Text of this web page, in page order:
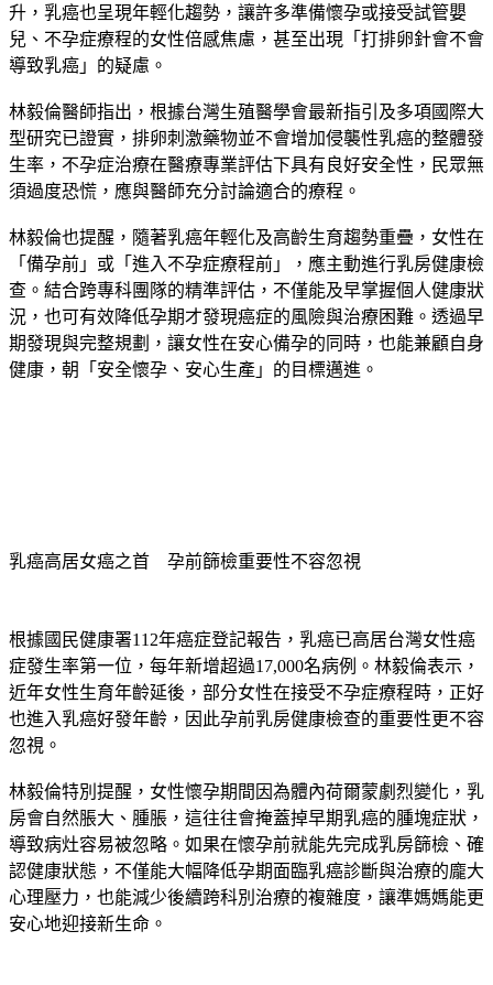
隨著晚婚晚育成為現代社會常態，不僅高齡生育比例持續攀
升，乳癌也呈現年輕化趨勢，讓許多準備懷孕或接受試管嬰
兒、不孕症療程的女性倍感焦慮，甚至出現「打排卵針會不會
林毅倫醫師指出，根據台灣生殖醫學會最新指引及多項國際大
型研究已證實，排卵刺激藥物並不會增加侵襲性乳癌的整體發
生率，不孕症治療在醫療專業評估下具有良好安全性，民眾無
林毅倫也提醒，隨著乳癌年輕化及高齡生育趨勢重疊，女性在
「備孕前」或「進入不孕症療程前」，應主動進行乳房健康檢
查。結合跨專科團隊的精準評估，不僅能及早掌握個人健康狀
況，也可有效降低孕期才發現癌症的風險與治療困難。透過早
期發現與完整規劃，讓女性在安心備孕的同時，也能兼顧自身
根據國民健康署112年癌症登記報告，乳癌已高居台灣女性癌
症發生率第一位，每年新增超過17,000名病例。林毅倫表示，
近年女性生育年齡延後，部分女性在接受不孕症療程時，正好
也進入乳癌好發年齡，因此孕前乳房健康檢查的重要性更不容
林毅倫特別提醒，女性懷孕期間因為體內荷爾蒙劇烈變化，乳
房會自然脹大、腫脹，這往往會掩蓋掉早期乳癌的腫塊症狀，
導致病灶容易被忽略。如果在懷孕前就能先完成乳房篩檢、確
認健康狀態，不僅能大幅降低孕期面臨乳癌診斷與治療的龐大
心理壓力，也能減少後續跨科別治療的複雜度，讓準媽媽能更